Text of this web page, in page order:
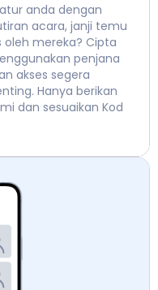
anda dengan
acara, janji temu
mereka? Cipta
penjana
akses segera
Hanya berikan
dan sesuaikan Kod